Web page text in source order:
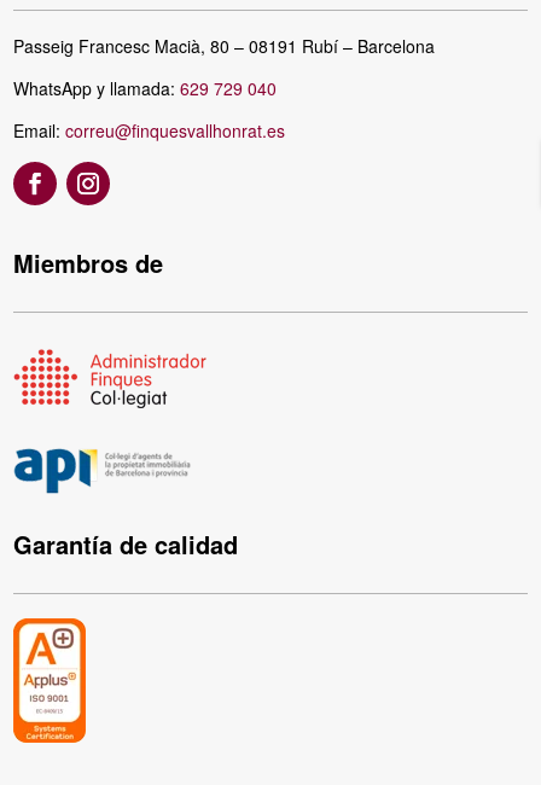
Passeig Francesc Macià, 80 – 08191 Rubí – Barcelona
WhatsApp y llamada:629 729 040
Email:correu@finquesvallhonrat.es
Miembros de
Garantía de calidad